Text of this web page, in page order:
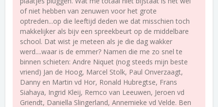
of niet hebben van zenuwen voor het grote
optreden...op die leeftijd deden we dat misschien toch
makkelijker als bijv een spreekbeurt op de middelbare
school. Dat wist je meteen als je die dag wakker
werd....waar is de emmer? Namen die me zo snel te
binnen schieten: Andre Niquet (nog steeds mijn beste
vriend) Jan de Hoog, Marcel Stolk, Paul Onverzaagt,
Danny en Martin vd Hor, Ronald Hubregtse, Frans
Siahaya, Ingrid Kleij, Remco van Leeuwen, Jeroen vd
Griendt, Daniella Slingerland, Annemieke vd Velde. Ben